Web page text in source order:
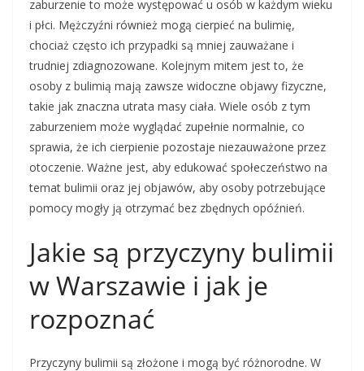
zaburzenie to może występować u osób w każdym wieku
i płci. Mężczyźni również mogą cierpieć na bulimię,
chociaż często ich przypadki są mniej zauważane i
trudniej zdiagnozowane. Kolejnym mitem jest to, że
osoby z bulimią mają zawsze widoczne objawy fizyczne,
takie jak znaczna utrata masy ciała. Wiele osób z tym
zaburzeniem może wyglądać zupełnie normalnie, co
sprawia, że ich cierpienie pozostaje niezauważone przez
otoczenie. Ważne jest, aby edukować społeczeństwo na
temat bulimii oraz jej objawów, aby osoby potrzebujące
pomocy mogły ją otrzymać bez zbędnych opóźnień.
Jakie są przyczyny bulimii
w Warszawie i jak je
rozpoznać
Przyczyny bulimii są złożone i mogą być różnorodne. W